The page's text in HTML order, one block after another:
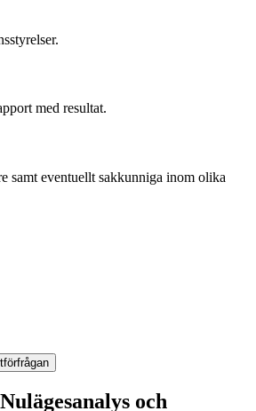
med resultat.
samt eventuellt sakkunniga inom olika
och